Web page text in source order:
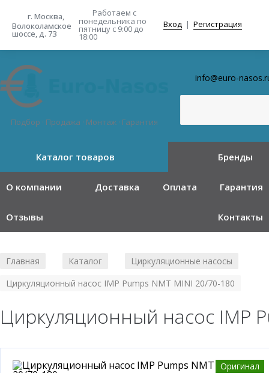
г. Москва,
Волоколамское
шоссе, д. 73
Работаем с
понедельника по
пятницу с 9:00 до
18:00
Вход | Регистрация
Подбор · Продажа · Монтаж · Гарантия
info@euro-
Каталог товаров Бренды
О компании Доставка Оплата Гарантия
Отзывы Контакты
Главная Каталог Циркуляционные насосы
Циркуляционный насос IMP Pumps NMT MINI 20/70-180
Циркуляционный насос IMP
Оригинал